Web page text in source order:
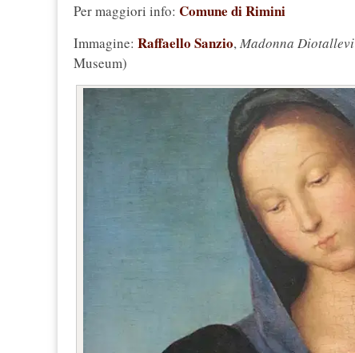
Per maggiori info: Comune di Rimini
Immagine: Raffaello Sanzio,Madonna Diotallevi
Museum)